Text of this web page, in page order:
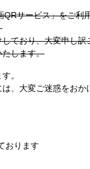
サービス」をご
ており、大変申し訳
たします。
。
、大変ご迷惑をおか
おります